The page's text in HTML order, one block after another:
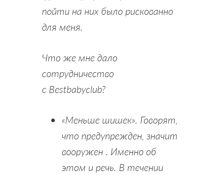
пойти на них было рискованно
для меня.
Что же мне дало
сотрудничество
с Bestbabyclub?
«Меньше шишек». Говорят,
что предупрежден, значит
вооружен . Именно об
этом и речь. В течении